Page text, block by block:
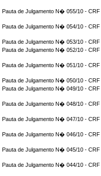
Pauta de Julgamento N� 055/10 - CRF
Pauta de Julgamento N� 054/10 - CRF
Pauta de Julgamento N� 053/10 - CRF
Pauta de Julgamento N� 052/10 - CRF
Pauta de Julgamento N� 051/10 - CRF
Pauta de Julgamento N� 050/10 - CRF
Pauta de Julgamento N� 049/10 - CRF
Pauta de Julgamento N� 048/10 - CRF
Pauta de Julgamento N� 047/10 - CRF
Pauta de Julgamento N� 046/10 - CRF
Pauta de Julgamento N� 045/10 - CRF
Pauta de Julgamento N� 044/10 - CRF